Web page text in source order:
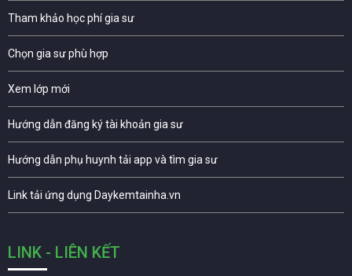
Tham khảo học phí gia sư
Chọn gia sư phù hợp
Xem lớp mới
Hướng dẫn đăng ký tài khoản gia sư
Hướng dẫn phụ huynh tải app và tìm gia sư
Link tải ứng dụng Daykemtainha.vn
LINK - LIÊN KẾT